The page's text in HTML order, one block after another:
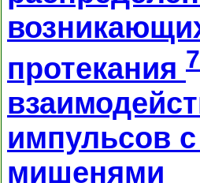
протекания 7
импульсов
мишенями